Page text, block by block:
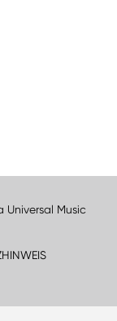
Universal Music